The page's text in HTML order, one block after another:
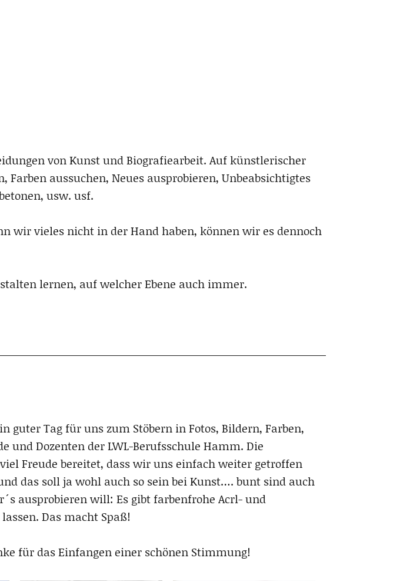
von Kunst und Biografiearbeit. Auf künstlerischer
aussuchen, Neues ausprobieren, Unbeabsichtigtes
usw. usf.
wir vieles nicht in der Hand haben, können wir es dennoch
lernen, auf welcher Ebene auch immer.
guter Tag für uns zum Stöbern in Fotos, Bildern, Farben,
und Dozenten der LWL-Berufsschule Hamm. Die
Freude bereitet, dass wir uns einfach weiter getroffen
das soll ja wohl auch so sein bei Kunst…. bunt sind auch
ausprobieren will: Es gibt farbenfrohe Acrl- und
Das macht Spaß!
für das Einfangen einer schönen Stimmung!